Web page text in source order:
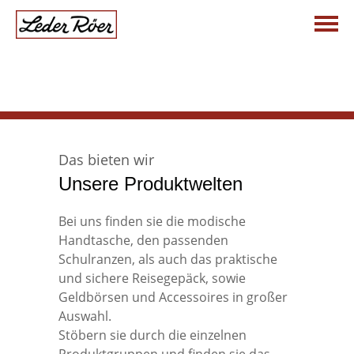
Jetzt anrufen: +49 (0) 68 61 . 99 38 34
Startseite
Über uns
Leder Röer
Die Vision
Unsere Fachgeschäfte
Produktwelten
Kind & Schule
Aktuelles
Hersteller
Das bieten wir
Unsere Produktwelten
Bei uns finden sie die modische
Handtasche, den passenden
Schulranzen, als auch das praktische
und sichere Reisegepäck, sowie
Geldbörsen und Accessoires in großer
Auswahl.
Stöbern sie durch die einzelnen